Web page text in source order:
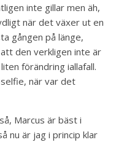
inte gillar men äh,
när det växer ut en
gången på länge,
den verkligen inte är
förändring iallafall.
när var det
Marcus är bäst i
nu är jag i princip klar